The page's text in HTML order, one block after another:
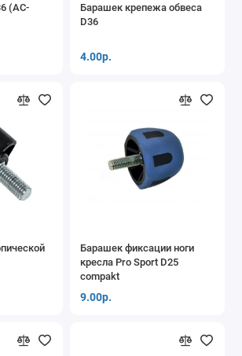
(AC-
Барашек крепежа обвеса
D36
4.00р.
Барашек фиксации ноги
кресла Pro Sport D25
compakt
9.00р.